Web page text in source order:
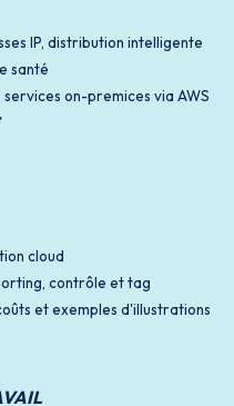
IP, distribution intelligente
santé
on-premices via AWS
cloud
contrôle et tag
et exemples d'illustrations